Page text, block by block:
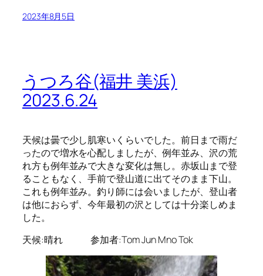
2023年8月5日
うつろ谷(福井 美浜)
2023.6.24
天候は曇で少し肌寒いくらいでした。前日まで雨だ
ったので増水を心配しましたが、例年並み、沢の荒
れ方も例年並みで大きな変化は無し。赤坂山まで登
ることもなく、手前で登山道に出てそのまま下山。
これも例年並み。釣り師には会いましたが、登山者
は他におらず、今年最初の沢としては十分楽しめま
した。
天候:晴れ 参加者:Tom Jun Mno Tok